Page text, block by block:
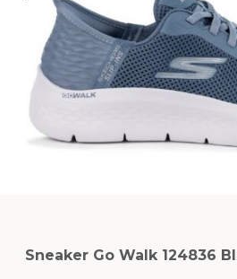
Sneaker Go Walk 124836